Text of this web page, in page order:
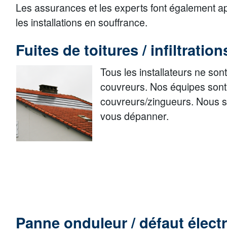
Les assurances et les experts font également
les installations en souffrance.
Fuites de toitures /
Tous les installateurs ne
couvreurs. Nos équipes
couvreurs/zingueurs. Nous
vous dépanner.
Panne onduleur / défaut